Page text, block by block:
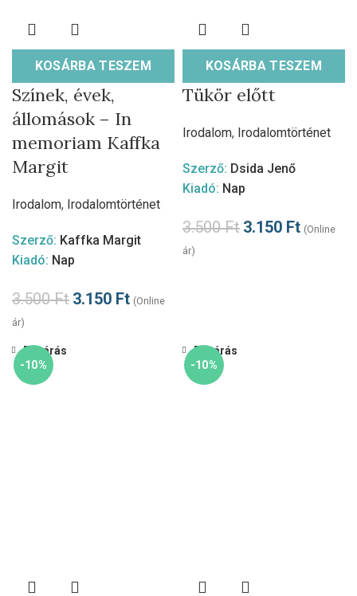
KOSÁRBA TESZEM
Színek, évek,
állomások – In
memoriam Kaffka
Margit
Irodalom, Irodalomtörténet
Szerző: Kaffka Margit
Kiadó: Nap
3.500Ft 3.150 Ft (Online
ár)
KOSÁRBA TESZEM
Tükör előtt
Irodalom, Irodalomtörténet
Szerző: Dsida Jenő
Kiadó: Nap
3.500Ft 3.150 Ft (Online
ár)
-10%
Bezárás
-10%
Bezárás